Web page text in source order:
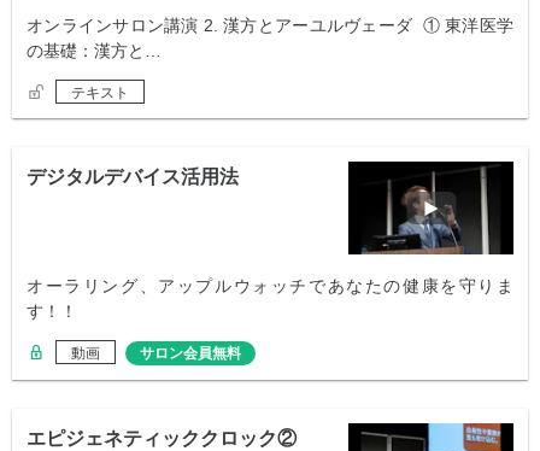
オンラインサロン講演 2. 漢方とアーユルヴェーダ ① 東洋医学
の基礎：漢方と…
テキスト
デジタルデバイス活用法
オーラリング、アップルウォッチであなたの健康を守りま
す！！
動画 サロン会員無料
エピジェネティッククロック②